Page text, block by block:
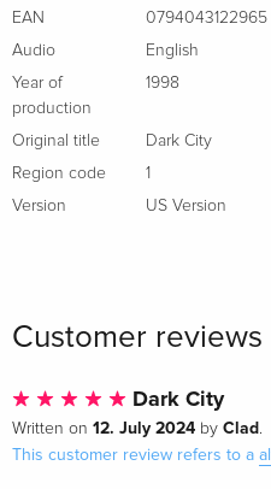
EAN
0794043122965
Audio
English
Year of
production
1998
Original title
Dark City
Region code
1
Version
US Version
Customer reviews
Dark City
Written on 12. July 2024 by Clad.
This customer review refers to a